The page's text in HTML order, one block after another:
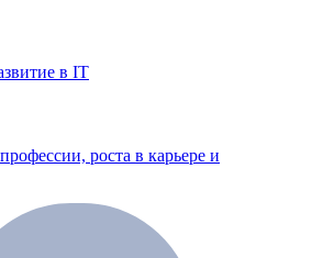
в IT
роста в карьере и